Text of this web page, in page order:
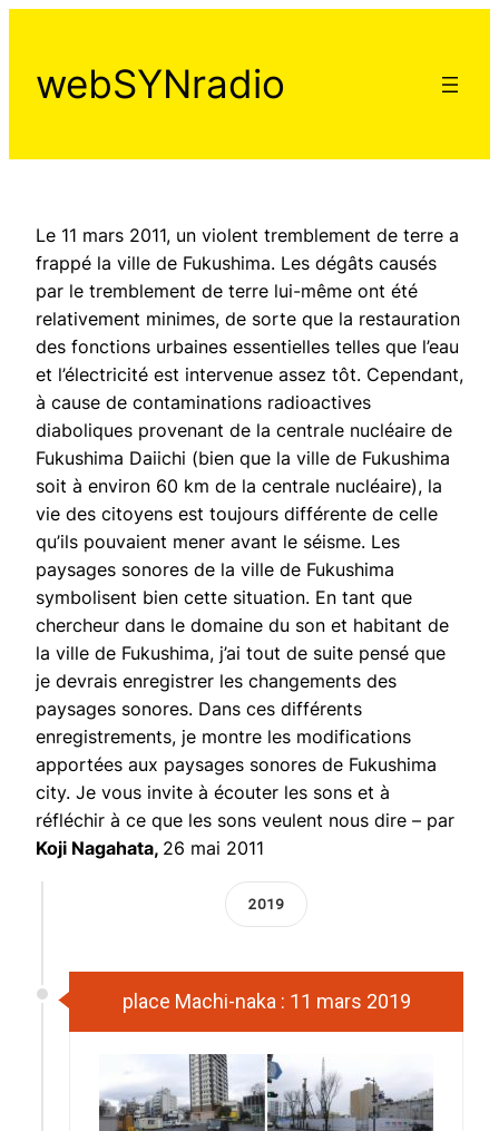
contenu
webSYNradio
Le 11 mars 2011, un violent tremblement de terre a
frappé la ville de Fukushima. Les dégâts causés
par le tremblement de terre lui-même ont été
relativement minimes, de sorte que la restauration
des fonctions urbaines essentielles telles que l’eau
et l’électricité est intervenue assez tôt. Cependant,
à cause de contaminations radioactives
diaboliques provenant de la centrale nucléaire de
Fukushima Daiichi (bien que la ville de Fukushima
soit à environ 60 km de la centrale nucléaire), la
vie des citoyens est toujours différente de celle
qu’ils pouvaient mener avant le séisme. Les
paysages sonores de la ville de Fukushima
symbolisent bien cette situation. En tant que
chercheur dans le domaine du son et habitant de
la ville de Fukushima, j’ai tout de suite pensé que
je devrais enregistrer les changements des
paysages sonores. Dans ces différents
enregistrements, je montre les modifications
apportées aux paysages sonores de Fukushima
city. Je vous invite à écouter les sons et à
réfléchir à ce que les sons veulent nous dire – par
Koji Nagahata, 26 mai 2011
2019
place Machi-naka : 11 mars 2019